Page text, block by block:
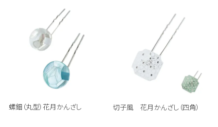
螺鈿（丸型）花月かんざし 切子風 花月かんざし（四角）